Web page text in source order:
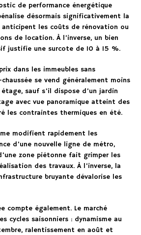
de performance énergétique
désormais significativement la
anticipent les coûts de rénovation ou
de location. À l’inverse, un bien
justifie une surcote de 10 à 15 %.
dans les immeubles sans
se vend généralement moins
sauf s’il dispose d’un jardin
avec vue panoramique atteint des
les contraintes thermiques en été.
modifient rapidement les
d’une nouvelle ligne de métro,
zone piétonne fait grimper les
des travaux. À l’inverse, la
bruyante dévalorise les
compte également. Le marché
cycles saisonniers : dynamisme au
ralentissement en août et